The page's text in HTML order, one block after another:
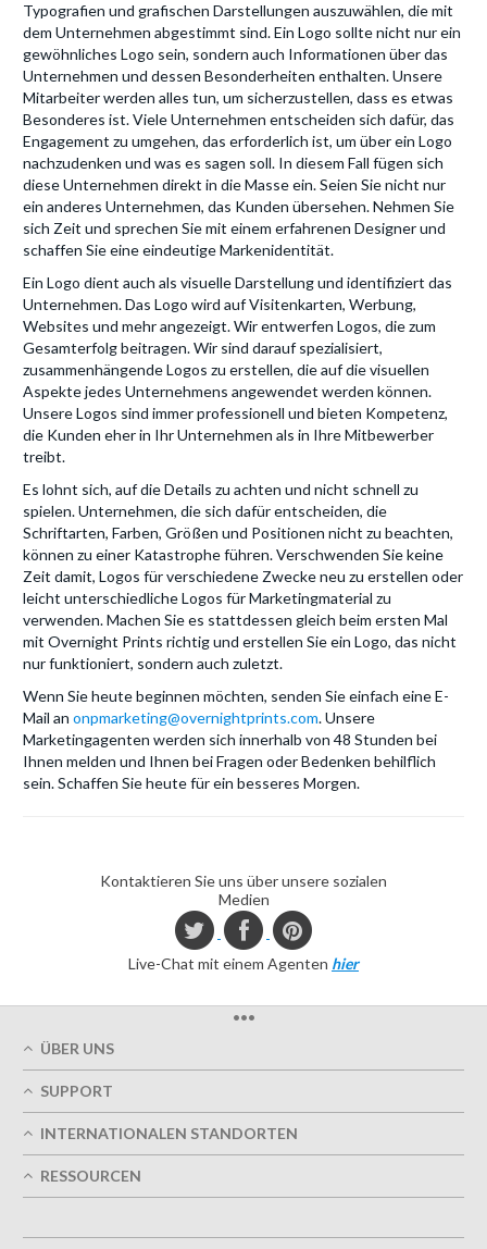
Typografien und grafischen Darstellungen auszuwählen, die mit
dem Unternehmen abgestimmt sind. Ein Logo sollte nicht nur ein
gewöhnliches Logo sein, sondern auch Informationen über das
Unternehmen und dessen Besonderheiten enthalten. Unsere
Mitarbeiter werden alles tun, um sicherzustellen, dass es etwas
Besonderes ist. Viele Unternehmen entscheiden sich dafür, das
Engagement zu umgehen, das erforderlich ist, um über ein Logo
nachzudenken und was es sagen soll. In diesem Fall fügen sich
diese Unternehmen direkt in die Masse ein. Seien Sie nicht nur
ein anderes Unternehmen, das Kunden übersehen. Nehmen Sie
sich Zeit und sprechen Sie mit einem erfahrenen Designer und
schaffen Sie eine eindeutige Markenidentität.
Ein Logo dient auch als visuelle Darstellung und identifiziert das
Unternehmen. Das Logo wird auf Visitenkarten, Werbung,
Websites und mehr angezeigt. Wir entwerfen Logos, die zum
Gesamterfolg beitragen. Wir sind darauf spezialisiert,
zusammenhängende Logos zu erstellen, die auf die visuellen
Aspekte jedes Unternehmens angewendet werden können.
Unsere Logos sind immer professionell und bieten Kompetenz,
die Kunden eher in Ihr Unternehmen als in Ihre Mitbewerber
treibt.
Es lohnt sich, auf die Details zu achten und nicht schnell zu
spielen. Unternehmen, die sich dafür entscheiden, die
Schriftarten, Farben, Größen und Positionen nicht zu beachten,
können zu einer Katastrophe führen. Verschwenden Sie keine
Zeit damit, Logos für verschiedene Zwecke neu zu erstellen oder
leicht unterschiedliche Logos für Marketingmaterial zu
verwenden. Machen Sie es stattdessen gleich beim ersten Mal
mit Overnight Prints richtig und erstellen Sie ein Logo, das nicht
nur funktioniert, sondern auch zuletzt.
Wenn Sie heute beginnen möchten, senden Sie einfach eine E-
Mail an onpmarketing@overnightprints.com. Unsere
Marketingagenten werden sich innerhalb von 48 Stunden bei
Ihnen melden und Ihnen bei Fragen oder Bedenken behilflich
sein. Schaffen Sie heute für ein besseres Morgen.
Kontaktieren Sie uns über unsere sozialen
Medien
Live-Chat mit einem Agenten hier
•••
ÜBER UNS
Termingerechte Lieferung
Grün
Impressum
Nutzungsbedingungen
SUPPORT
FAQs
Kontaktieren Sie uns
INTERNATIONALEN STANDORTEN
Großbritannien
RESSOURCEN